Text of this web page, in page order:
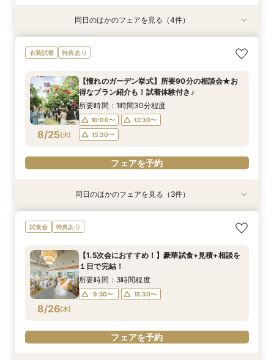
特典あり
8/24(月)
ペットと一緒に叶える挙式セレモニー相談会♪試
食＆見学付き
9:30〜 15:30〜
フェアを予約
特典あり
8/24(月)
【15名～貸切可】おもてなし少人数会食プラン＆
試食付き相談会
9:30〜 15:30〜
フェアを予約
特典あり
8/24(月)
パパママ婚、マタニティでも安心♪ソファでゆっ
たり見学試食付き相談会
9:30〜 15:30〜
フェアを予約
特典あり
8/24(月)
【憧れのガーデン挙式】所要90分の相談会★お
得なプラン紹介も！試着体験付き♪
10:00〜
13:30〜
15:30〜
フェアを予約
同日のほかのフェアを見る（4件）
衣装試着 特典あり
8/25(火)
【憧れのガーデン挙式】所要90分の相談会★お
得なプラン紹介も！試着体験付き♪
所要時間：1時間30分程度
10:00〜
13:30〜
15:30〜
フェアを予約
特典あり
8/25(火)
ペットと一緒に叶える挙式セレモニー相談会♪試
食＆見学付き
9:30〜
8/25(火)
【60分クイック相談会】結婚式準備が丸わか
り！試食チケット付
10:00〜
15:30〜
特典あり
8/25(火)
【初めての見学限定！1件目のご来館で特別特典
あり♪】ウエディング診断＆お料理試食フェア
9:30〜
同日のほかのフェアを見る（3件）
試食会 特典あり
8/26(水)
【1.5次会におすすめ！】豪華試食+見積+相談を
１日で完結！
所要時間：3時間程度
9:30〜 15:30〜
フェアを予約